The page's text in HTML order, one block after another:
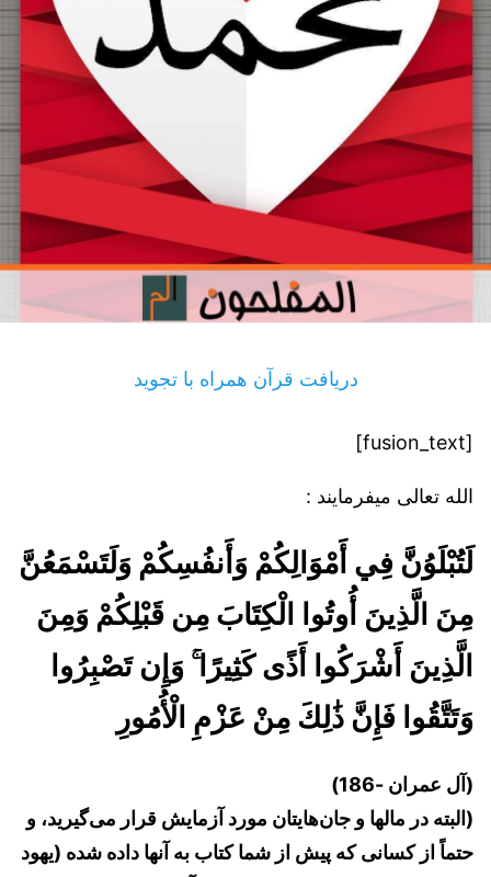
دریافت قرآن همراه با تجوید
[fusion_text]
الله تعالی میفرمایند :
لَتُبْلَوُنَّ فِي أَمْوَالِكُمْ وَأَنفُسِكُمْ وَلَتَسْمَعُنَّ
مِنَ الَّذِينَ أُوتُوا الْكِتَابَ مِن قَبْلِكُمْ وَمِنَ
الَّذِينَ أَشْرَكُوا أَذًى كَثِيرًا ۚ وَإِن تَصْبِرُوا
وَتَتَّقُوا فَإِنَّ ذَٰلِكَ مِنْ عَزْمِ الْأُمُورِ
(آل عمران -186)
(البته در مالها و جان‌هایتان مورد آزمایش قرار می‌گیرید، و
حتماً از کسانی که پیش از شما کتاب به آنها داده شده (یهود